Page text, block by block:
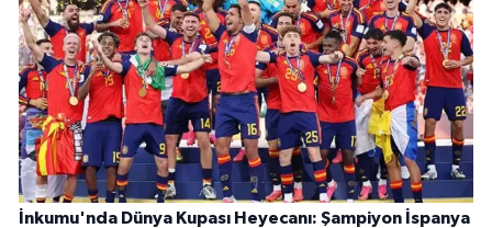
İnkumu'nda Dünya Kupası Heyecanı: Şampiyon İspanya